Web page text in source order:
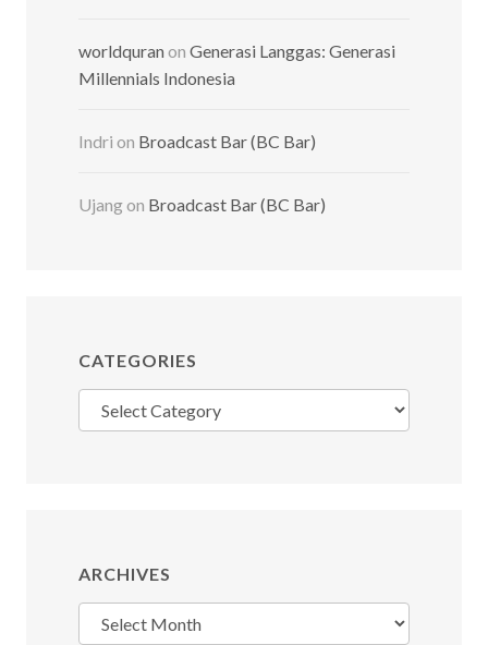
worldquran on Generasi Langgas: Generasi
Millennials Indonesia
Indri on Broadcast Bar (BC Bar)
Ujangon Broadcast Bar (BC Bar)
CATEGORIES
ARCHIVES